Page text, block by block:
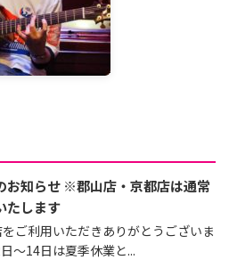
お知らせ ※郡山店・京都店は通常
たします
ご利用いただきありがとうございま
～14日は夏季休業と...